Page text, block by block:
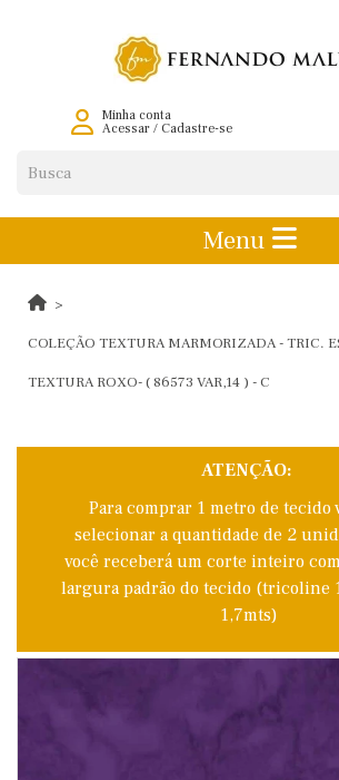
Minha conta
Acessar/ Cadastre-se
Menu
COLEÇÃO TEXTURA MARMORIZADA - TRIC.
TEXTURA ROXO- ( 86573 VAR,14 ) - C
ATENÇÃO:
Para comprar 1 metro de tecido
selecionar a quantidade de 2
você receberá um corte inteiro
largura padrão do tecido (tricoline
1,7mts)